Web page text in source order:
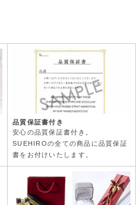
品質保証書付き
安心の品質保証書付き。
SUEHIROの全ての商品に品質保証
書をお付けいたします。